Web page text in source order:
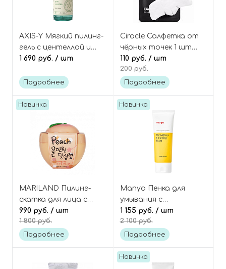
AXIS-Y Мягкий пилинг-
гель с центеллой и
кислотами, PHA
1 690 руб. / шт
Подробнее
Ciracle Салфетка от
чёрных точек 1 шт
Goodbye blackhead off
cotton mask
110 руб. / шт
200 руб.
Подробнее
Новинка
MARILAND Пилинг-
скатка для лица с
экстрактом персика,
Peach All-In-One
Exfoliating Gel
990 руб. / шт
1 800 руб.
Подробнее
Новинка
Manyo Пенка для
умывания с
цермидами и
молочными
протеинами, Pure
1 155 руб. / шт
2 100 руб.
Подробнее
Новинка